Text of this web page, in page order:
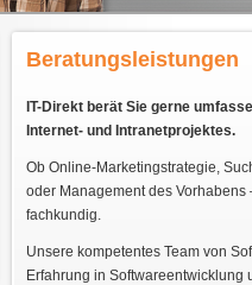
Beratungsleistungen
IT-Direkt berät Sie gerne
Internet- und Intranetprojektes.
Ob Online-Marketingstrategie,
oder Management des
fachkundig.
Unsere kompetentes Team von
Erfahrung in Softwareentwicklung